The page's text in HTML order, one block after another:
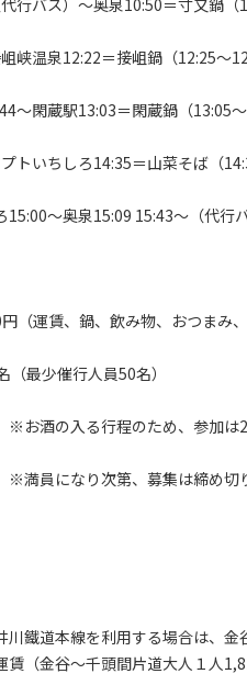
行バス）～奥泉10:50＝寸又鍋（
峡温泉12:22＝接岨鍋（12:25～
～閑蔵駅13:03＝閑蔵鍋（13:05～
トいちしろ14:35＝山菜そば（
～奥泉15:09 15:43～（代行
（運賃、鍋、飲み物、おつまみ、
最少催行人員50名）
行程のため、参加は20才
次第、募集は締め切
鐵道本線を利用する場合は、
賃（金谷～千頭間片道大人１人